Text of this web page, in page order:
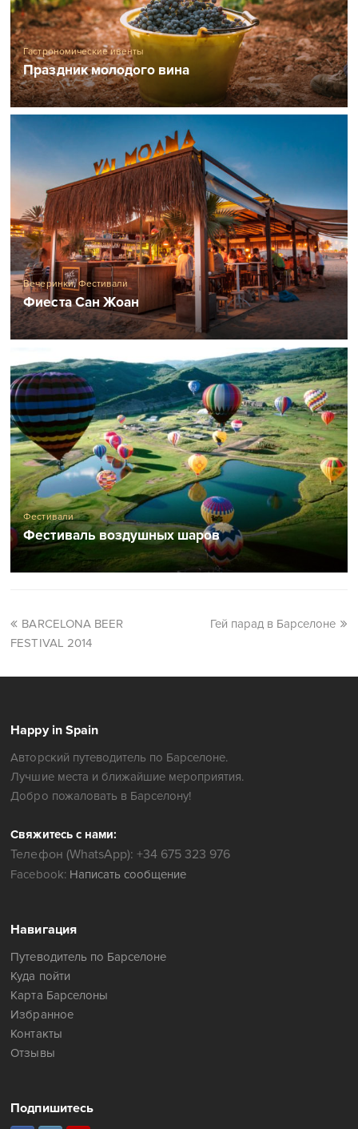
Гастрономические ивенты
Праздник молодого вина
Вечеринки,Фестивали
Фиеста Сан Жоан
Фестивали
Фестиваль воздушных шаров
BARCELONA BEER
FESTIVAL 2014
Гей парад в Барселоне
Happy in Spain
Авторский путеводитель по Барселоне.
Лучшие места и ближайшие мероприятия.
Добро пожаловать в Барселону!
Свяжитесь с нами:
Телефон (WhatsApp): +34 675 323 976
Facebook: Написать сообщение
Навигация
Путеводитель по Барселоне
Куда пойти
Карта Барселоны
Избранное
Контакты
Отзывы
Подпишитесь